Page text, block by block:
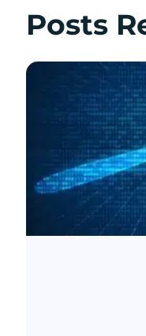
Posts